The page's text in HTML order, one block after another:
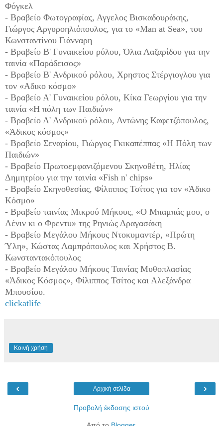
Φόγκελ
- Βραβείο Φωτογραφίας, Αγγελος Βισκαδουράκης,
Γιώργος Αργυροηλιόπουλος, για το «Man at Sea», του
Κωνσταντίνου Γιάνναρη
- Βραβείο Β' Γυναικείου ρόλου, Όλια Λαζαρίδου για την
ταινία «Παράδεισος»
- Βραβείο Β' Ανδρικού ρόλου, Χρηστος Στέργιογλου για
τον «Αδικο κόσμο»
- Βραβείο Α' Γυναικείου ρόλου, Κίκα Γεωργίου για την
ταινία «Η πόλη των Παιδιών»
- Βραβείο Α' Ανδρικού ρόλου, Αντώνης Καφετζόπουλος,
«Άδικος κόσμος»
- Βραβείο Σεναρίου, Γιώργος Γκικαπέππας «Η Πόλη των
Παιδιών»
- Βραβείο Πρωτοεμφανιζόμενου Σκηνοθέτη, Ηλίας
Δημητρίου για την ταινία «Fish n' chips»
- Βραβείο Σκηνοθεσίας, Φίλιππος Τσίτος για τον «Άδικο
Κόσμο»
- Βραβείο ταινίας Μικρού Μήκους, «Ο Μπαμπάς μου, ο
Λένιν κι ο Φρεντυ» της Ρηνιώς Δραγασάκη
- Βραβείο Μεγάλου Μήκους Ντοκυμαντέρ, «Πρώτη
Ύλη», Κώστας Λαμπρόπουλος και Χρήστος Β.
Κωνσταντακόπουλος
- Βραβείο Μεγάλου Μήκους Ταινίας Μυθοπλασίας
«Άδικος Κόσμος», Φίλιππος Τσίτος και Αλεξάνδρα
Μπουσίου.
clickatlife
Κοινή χρήση
‹ ›
Αρχική σελίδα
Προβολή έκδοσης ιστού